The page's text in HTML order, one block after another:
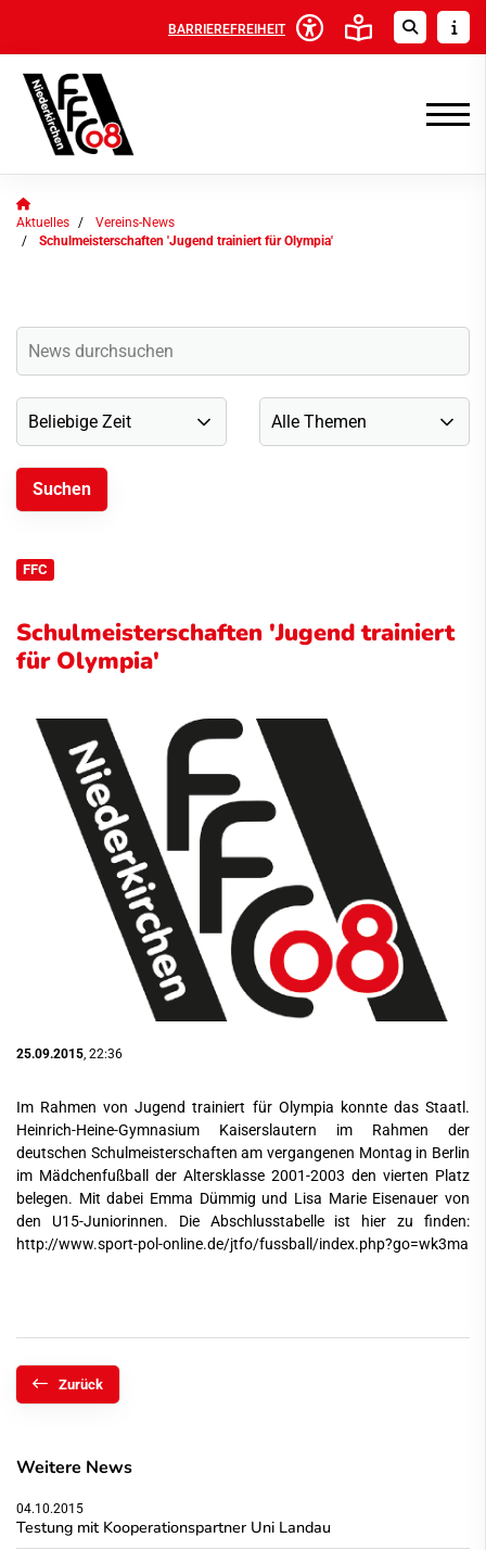
BARRIEREFREIHEIT
Aktuelles
Vereins-News
Schulmeisterschaften 'Jugend trainiert für Olympia'
FFC
Schulmeisterschaften 'Jugend trainiert
für Olympia'
25.09.2015 , 22:36
Im Rahmen von Jugend trainiert für Olympia konnte das Staatl.
Heinrich-Heine-Gymnasium Kaiserslautern im Rahmen der
deutschen Schulmeisterschaften am vergangenen Montag in Berlin
im Mädchenfußball der Altersklasse 2001-2003 den vierten Platz
belegen. Mit dabei Emma Dümmig und Lisa Marie Eisenauer von
den U15-Juniorinnen. Die Abschlusstabelle ist hier zu finden:
http://www.sport-pol-online.de/jtfo/fussball/index.php?go=wk3ma
Zurück
Weitere News
04.10.2015
Testung mit Kooperationspartner Uni Landau